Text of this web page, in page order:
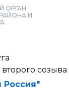
ОРГАН
И
созыва
Россия"